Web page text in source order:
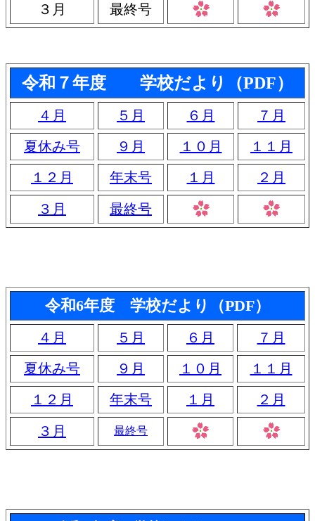
３月 最終号
令和７年度 学校だより（PDF）
４月 ５月 ６月
７月
夏休み号
９月 １０月
１１月
１２月
年末号 １月 ２月
３月 最終号
令和6年度 学校だより（PDF）
４月 ５月 ６月
７月
夏休み号
９月 １０月
１１月
１２月
年末号 １月 ２月
３月 最終号